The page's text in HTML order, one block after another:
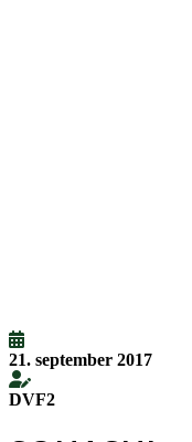
21. september 2017
DVF2